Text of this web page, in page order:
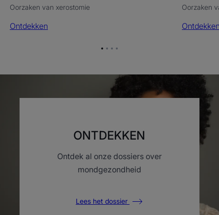
Oorzaken van xerostomie
Ontdekken
Oorzaken
GaGa
Ga
3
Ga
4
ONTDEKKEN
Ontdek al onze dossiers over
mondgezondheid
Lees het dossier